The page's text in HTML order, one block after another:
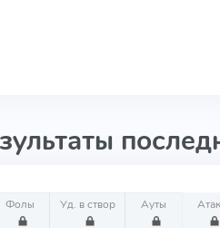
Фолы Уд. в створ Ауты